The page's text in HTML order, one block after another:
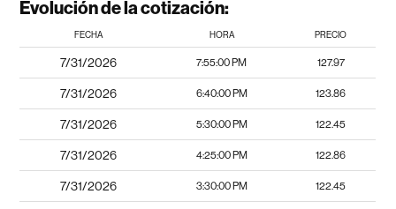
Evolución de la cotización:
FECHA HORA PRECIO
7/31/2026 7:55:00 PM 127.97
7/31/2026 6:40:00 PM 123.86
7/31/2026 5:30:00 PM 122.45
7/31/2026 4:25:00 PM 122.86
7/31/2026 3:30:00 PM 122.45